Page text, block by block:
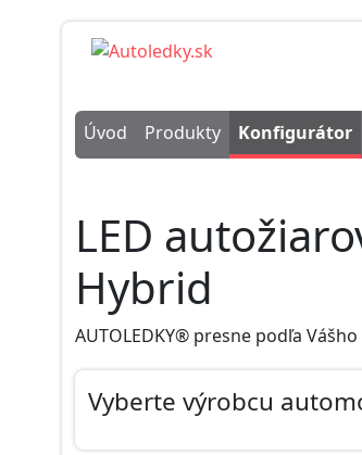
Úvod
Produkty Konfigurátor
LED
Hybrid
AUTOLEDKY® presne podľa
Vyberte výrobcu